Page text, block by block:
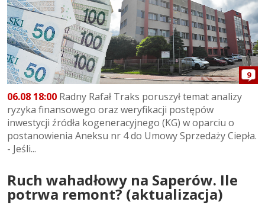
9
06.08 18:00 Radny Rafał Traks poruszył temat analizy
ryzyka finansowego oraz weryfikacji postępów
inwestycji źródła kogeneracyjnego (KG) w oparciu o
postanowienia Aneksu nr 4 do Umowy Sprzedaży Ciepła.
- Jeśli...
Ruch wahadłowy na Saperów. Ile
potrwa remont? (aktualizacja)